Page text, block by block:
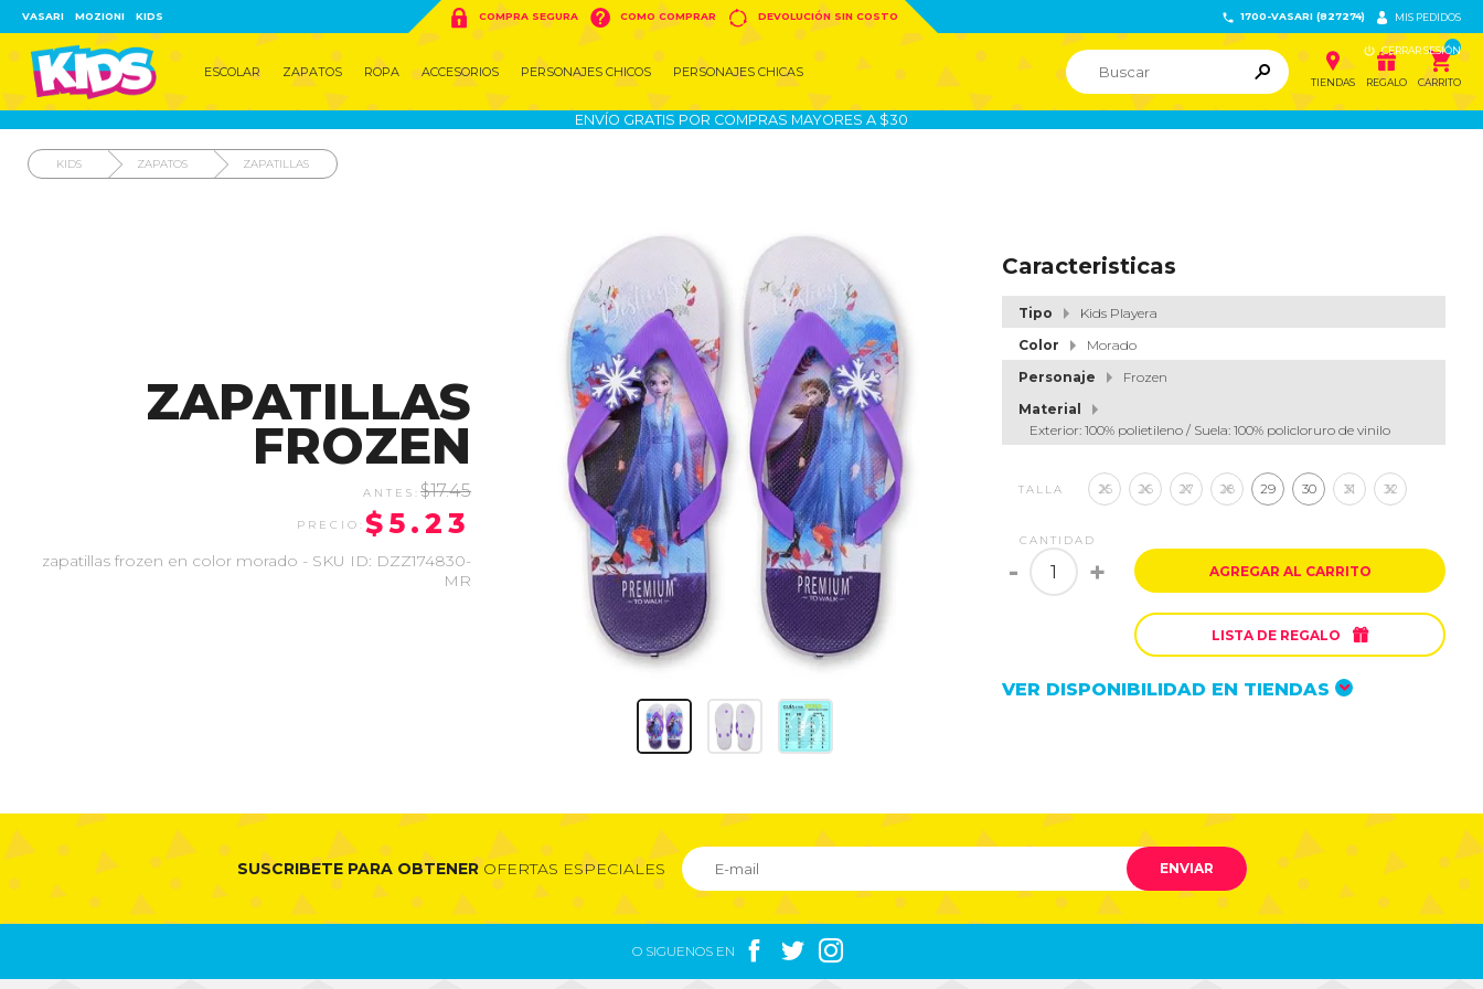
VASARI MOZIONI KIDS  COMPRA SEGURA  COMO COMPRAR  DEVOLUCIÓN SIN COSTO  1700-VASARI (827274)  MIS PEDIDOS
 CERRAR SESIÓN
ESCOLAR ZAPATOS ROPA ACCESORIOS PERSONAJES CHICOS PERSONAJES CHICAS  
TIENDAS

REGALO
ຐ
CARRITO
ENVÍO GRATIS POR COMPRAS MAYORES A $30
KIDS ZAPATOS ZAPATILLAS
ZAPATILLAS
FROZEN
$17.45
$5.23
zapatillas frozen en color morado - SKU ID: DZZ174830-
MR
Caracteristicas
Tipo
Kids Playera
Color
Morado
Personaje
Frozen
Material
Exterior: 100% polietileno / Suela: 100% policloruro de vinilo
TALLA 25 26 27 28 29 30 31 32
CANTIDAD
- + AGREGAR AL CARRITO
LISTA DE REGALO 
VER DISPONIBILIDAD EN TIENDAS
SUSCRIBETE PARA OBTENEROFERTAS ESPECIALES ENVIAR
O SIGUENOS EN   